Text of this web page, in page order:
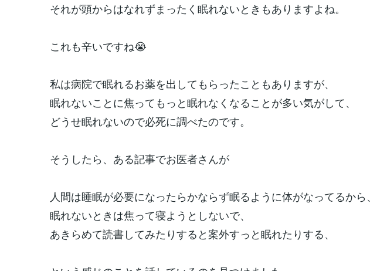
それが頭からはなれずまったく眠れないときもありますよね。
これも辛いですね😭
私は病院で眠れるお薬を出してもらったこともありますが、
眠れないことに焦ってもっと眠れなくなることが多い気がして、
どうせ眠れないので必死に調べたのです。
そうしたら、ある記事でお医者さんが
人間は睡眠が必要になったらかならず眠るように体がなってるから、
眠れないときは焦って寝ようとしないで、
あきらめて読書してみたりすると案外すっと眠れたりする、